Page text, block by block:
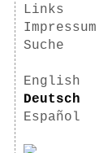
Links
Impressum
Suche
English
Deutsch
Español